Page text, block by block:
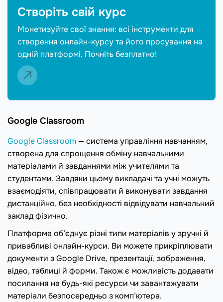
Створіть свій курс
Монетизуйте свої знання: всі інструменти для
створення онлайн-курсу та його просування на
одній платформі. Почніть безплатно!
Google Classroom
Google Classroom — система управління навчанням,
створена для спрощення обміну навчальними
матеріалами й завданнями між учителями та
студентами. Завдяки цьому викладачі та учні можуть
взаємодіяти, співпрацювати й виконувати завдання
дистанційно, без необхідності відвідувати навчальний
заклад фізично.
Платформа об’єднує різні типи матеріалів у зручні й
привабливі онлайн-курси. Ви можете прикріплювати
документи з Google Drive, презентації, зображення,
відео, таблиці й форми. Також є можливість додавати
посилання на будь-які ресурси чи завантажувати
матеріали безпосередньо з комп’ютера.